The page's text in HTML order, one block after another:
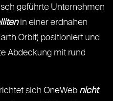
geführte Unternehmen
in einer erdnahen
Orbit) positioniert und
Abdeckung mit rund
sich OneWeb nicht